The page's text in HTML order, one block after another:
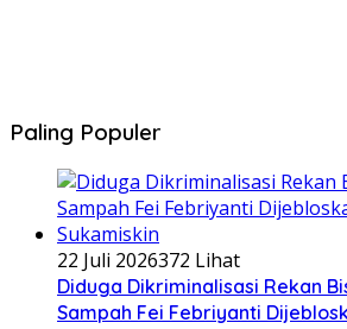
Paling Populer
22 Juli 2026372 Lihat
Diduga Dikriminalisasi Rekan
Sampah Fei Febriyanti